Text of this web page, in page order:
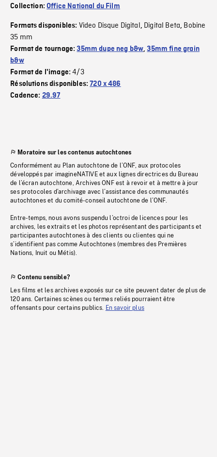
Collection:Office National du Film
Formats disponibles: Video Disque Digital, Digital Beta, Bobine
35 mm
Format de tournage:35mm dupe neg b&w,35mm fine grain
b&w
Format de l'image:4/3
Résolutions disponibles:720 x 486
Cadence: 29.97
Moratoire sur les contenus autochtones
Conformément au Plan autochtone de l’ONF, aux protocoles
développés par imagineNATIVE et aux lignes directrices du Bureau
de l’écran autochtone, Archives ONF est à revoir et à mettre à jour
ses protocoles d’archivage avec l’assistance des communautés
autochtones et du comité-conseil autochtone de l’ONF.
Entre-temps, nous avons suspendu l’octroi de licences pour les
archives, les extraits et les photos représentant des participants et
participantes autochtones à des clients ou clientes qui ne
s’identifient pas comme Autochtones (membres des Premières
Nations, Inuit ou Métis).
Contenu sensible?
Les films et les archives exposés sur ce site peuvent dater de plus de
120 ans. Certaines scènes ou termes reliés pourraient être
offensants pour certains publics. En savoir plus